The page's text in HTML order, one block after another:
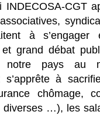
INDECOSA-CGT
à s’engager
et grand débat
notre pays au
s’apprête à
chômage,
diverses …), les